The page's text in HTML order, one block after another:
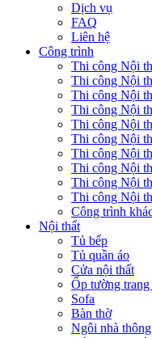
Dịch vụ
FAQ
Liên hệ
Công trình
Thi công Nội
Thi công Nội
Thi công Nội
Thi công Nội
Thi công Nội
Thi công Nội
Thi công Nội
Thi công Nội
Thi công Nội
Thi công Nội
Công trình
Nội thất
Tủ bếp
Tủ quần áo
Cửa nội thất
Ốp tường
Sofa
Bàn thờ
Ngôi nhà